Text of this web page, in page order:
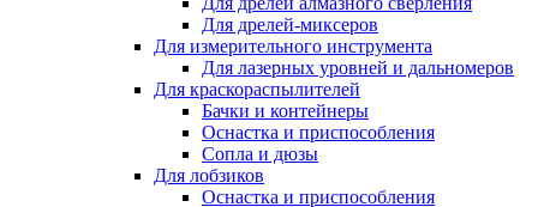
Для дрелей-миксеров
Для измерительного инструмента
Для лазерных уровней и дальномеров
Для краскораспылителей
Бачки и контейнеры
Оснастка и приспособления
Сопла и дюзы
Для лобзиков
Оснастка и приспособления